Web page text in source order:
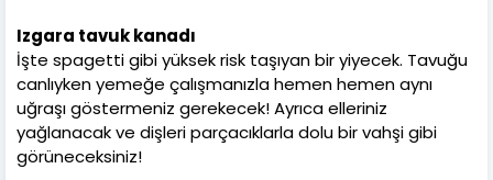
Izgara tavuk kanadı
İşte spagetti gibi yüksek risk taşıyan bir yiyecek. Tavuğu
canlıyken yemeğe çalışmanızla hemen hemen aynı
uğraşı göstermeniz gerekecek! Ayrıca elleriniz
yağlanacak ve dişleri parçacıklarla dolu bir vahşi gibi
görüneceksiniz!